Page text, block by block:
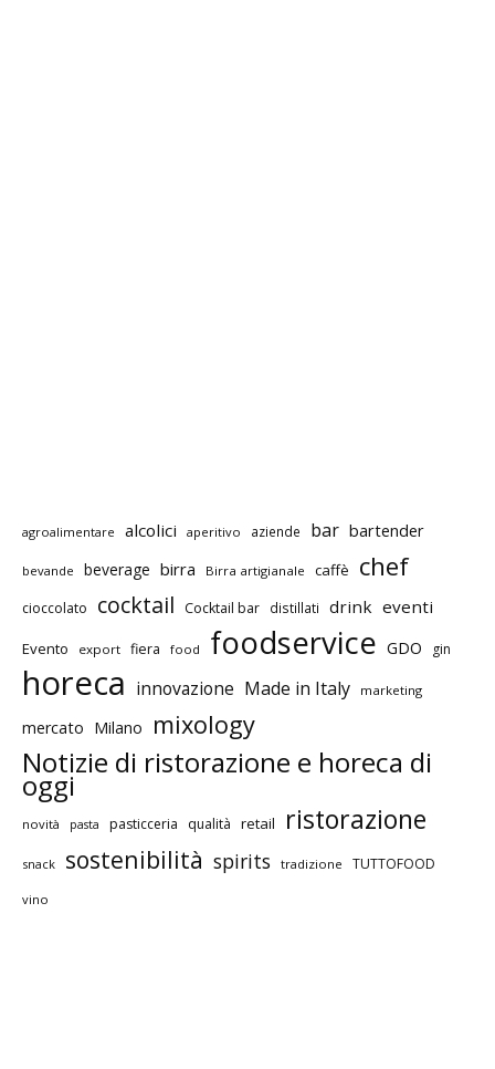
agroalimentare alcolici aperitivo aziende bar bartender
bevande beverage birra Birra artigianale caffè chef
cioccolato cocktail Cocktail bar distillati drink eventi
Evento export fiera food foodservice GDO gin
horeca innovazione Made in Italy marketing
mercato Milano mixology
Notizie di ristorazione e horeca di
oggi
novità pasta pasticceria qualità retail ristorazione
snack sostenibilità spirits tradizione TUTTOFOOD
vino